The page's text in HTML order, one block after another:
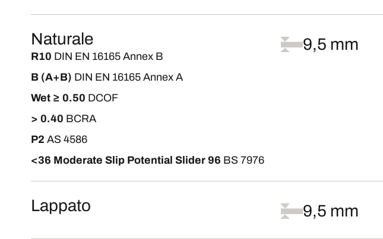
Naturale
R10 DIN EN 16165 Annex B
B (A+B) DIN EN 16165 Annex A
Wet ≥ 0.50 DCOF
> 0.40 BCRA
P2 AS 4586
<36 Moderate Slip Potential Slider 96 BS 7976
9,5 mm
Lappato 9,5 mm